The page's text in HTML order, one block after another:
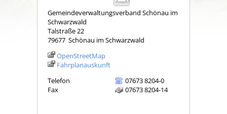
Gemeindeverwaltungsverband Schönau im
Schwarzwald
Talstraße 22
79677 Schönau im Schwarzwald
OpenStreetMap
Fahrplanauskunft
Telefon
07673 8204-0
Fax
07673 8204-14